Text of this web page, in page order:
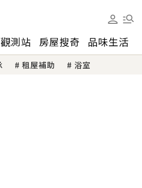
測站 房屋搜奇 品味生活
租屋補助 浴室